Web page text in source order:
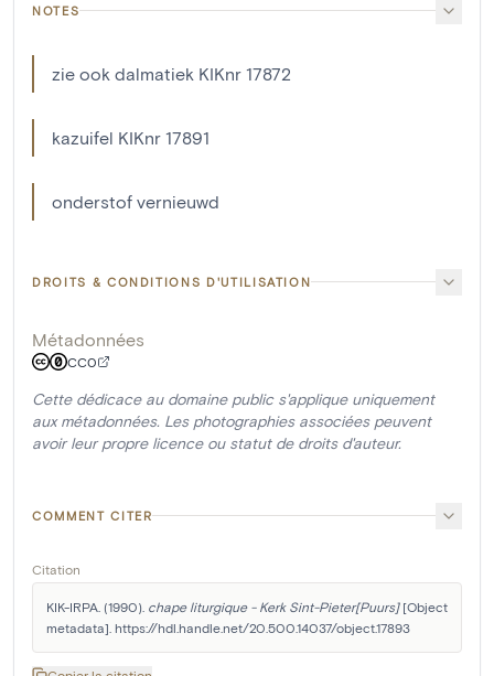
NOTES
zie ook dalmatiek KIKnr 17872
kazuifel KIKnr 17891
onderstof vernieuwd
DROITS & CONDITIONS D'UTILISATION
Métadonnées
CC0
Cette dédicace au domaine public s'applique uniquement
aux métadonnées. Les photographies associées peuvent
avoir leur propre licence ou statut de droits d'auteur.
COMMENT CITER
Citation
KIK-IRPA. (1990). chape liturgique - Kerk Sint-Pieter[Puurs] [Object
metadata]. https://hdl.handle.net/20.500.14037/object.17893